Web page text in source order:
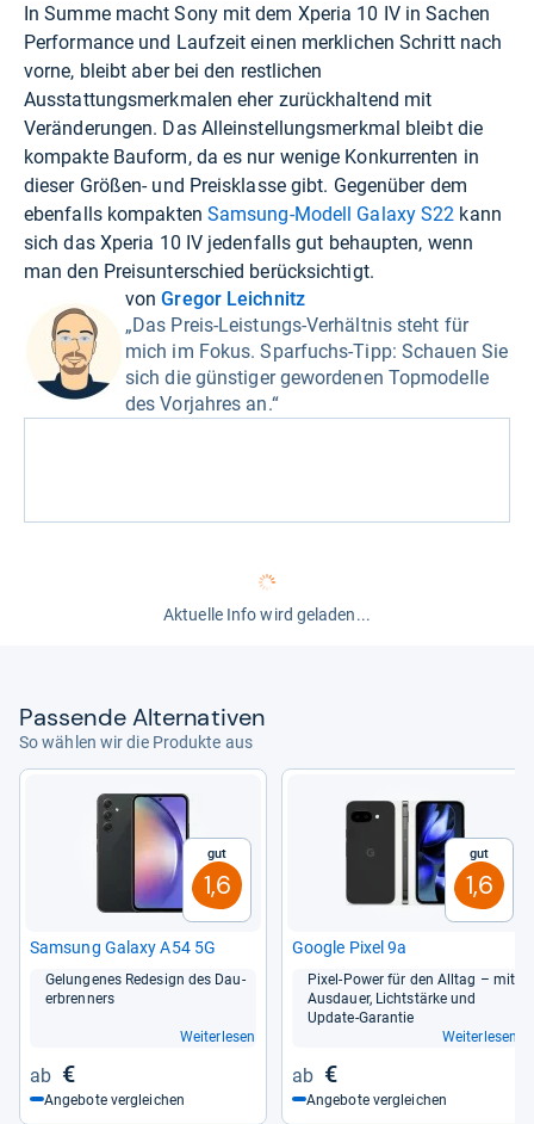
In Summe macht Sony mit dem Xperia 10 IV in Sachen
Performance und Laufzeit einen merklichen Schritt nach
vorne, bleibt aber bei den restlichen
Ausstattungsmerkmalen eher zurückhaltend mit
Veränderungen. Das Alleinstellungsmerkmal bleibt die
kompakte Bauform, da es nur wenige Konkurrenten in
dieser Größen- und Preisklasse gibt. Gegenüber dem
ebenfalls kompakten Samsung-Modell Galaxy S22 kann
sich das Xperia 10 IV jedenfalls gut behaupten, wenn
man den Preisunterschied berücksichtigt.
vonGregor Leichnitz
„Das Preis-Leistungs-Verhältnis steht für
mich im Fokus. Sparfuchs-Tipp: Schauen Sie
sich die günstiger gewordenen Topmodelle
des Vorjahres an.“
Aktuelle Info wird geladen...
Pas­sende Alter­na­ti­ven
So wählen wir die Produkte aus
Gut
1,6
Sam­sung Galaxy A54 5G
Gelun­ge­nes Rede­sign des Dau­
er­bren­ners
Weiterlesen
€
Angebote vergleichen
Gut
1,6
Goo­gle Pixel 9a
Pixel-​Power für den All­tag – mit
Aus­dauer, Licht­stärke und
Update-​Garan­tie
Weiterlesen
€
Angebote vergleichen